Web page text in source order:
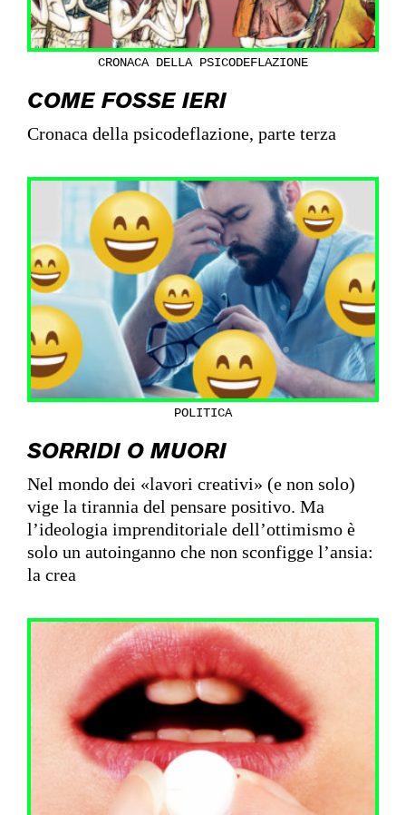
CRONACA DELLA PSICODEFLAZIONE
COME FOSSE IERI
Cronaca della psicodeflazione, parte terza
POLITICA
SORRIDI O MUORI
Nel mondo dei «lavori creativi» (e non solo)
vige la tirannia del pensare positivo. Ma
l’ideologia imprenditoriale dell’ottimismo è
solo un autoinganno che non sconfigge l’ansia:
la crea